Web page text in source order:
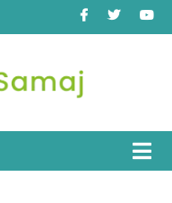
Facebook
Twitter